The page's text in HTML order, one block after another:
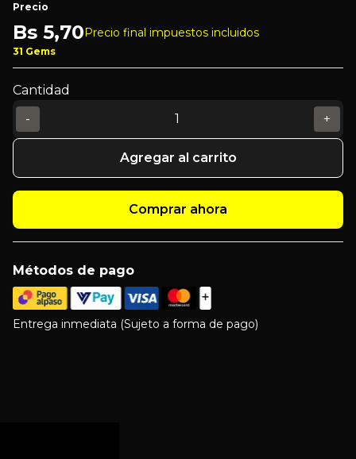
Precio
Bs 5,70 Precio final impuestos incluidos
31 Gems
Cantidad
-
+
Agregar al carrito
Comprar ahora
Métodos de pago
Entrega inmediata (Sujeto a forma de pago)